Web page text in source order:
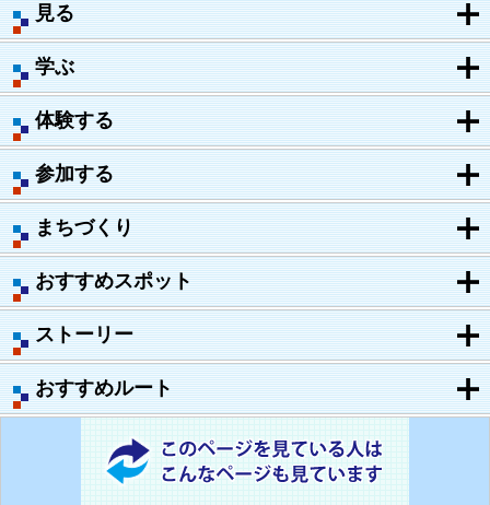
見る
学ぶ
体験する
参加する
まちづくり
おすすめスポット
ストーリー
おすすめルート